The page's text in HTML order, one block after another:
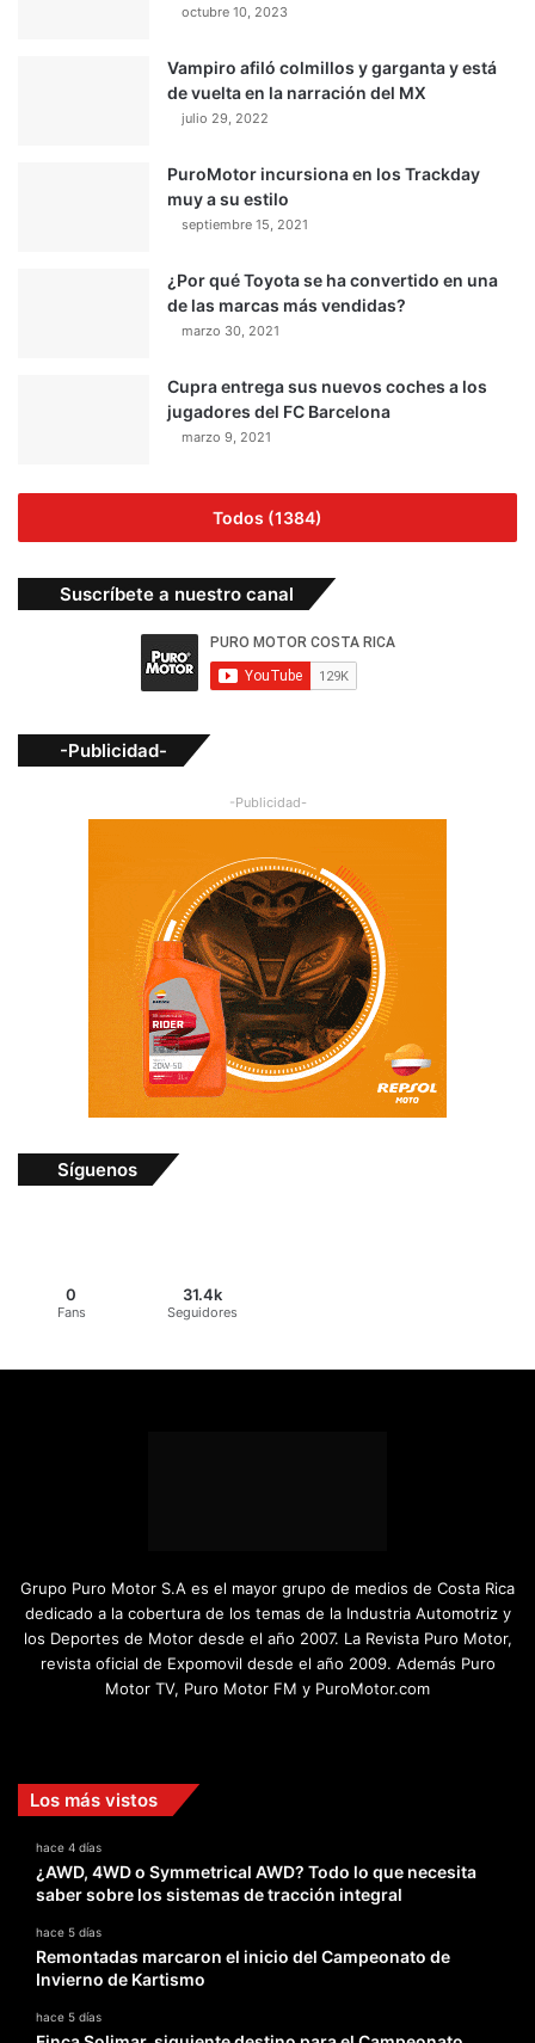
octubre 10, 2023
Vampiro afiló colmillos y garganta y está
de vuelta en la narración del MX
julio 29, 2022
PuroMotor incursiona en los Trackday
muy a su estilo
septiembre 15, 2021
¿Por qué Toyota se ha convertido en una
de las marcas más vendidas?
marzo 30, 2021
Cupra entrega sus nuevos coches a los
jugadores del FC Barcelona
marzo 9, 2021
Todos (1384)
Suscríbete a nuestro canal
-Publicidad-
-Publicidad-
Síguenos
0
Fans
31.4k
Seguidores
Grupo Puro Motor S.A es el mayor grupo de medios de Costa Rica
dedicado a la cobertura de los temas de la Industria Automotriz y
los Deportes de Motor desde el año 2007. La Revista Puro Motor,
revista oficial de Expomovil desde el año 2009. Además Puro
Motor TV, Puro Motor FM y PuroMotor.com
Los más vistos
hace 4 días
¿AWD, 4WD o Symmetrical AWD? Todo lo que necesita
saber sobre los sistemas de tracción integral
hace 5 días
Remontadas marcaron el inicio del Campeonato de
Invierno de Kartismo
hace 5 días